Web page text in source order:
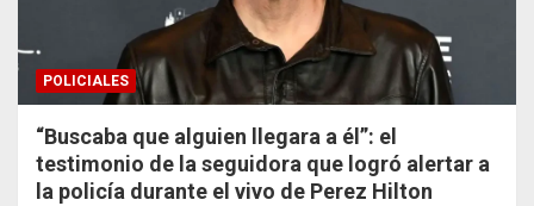
POLICIALES
“Buscaba que alguien llegara a él”: el
testimonio de la seguidora que logró alertar a
la policía durante el vivo de Perez Hilton